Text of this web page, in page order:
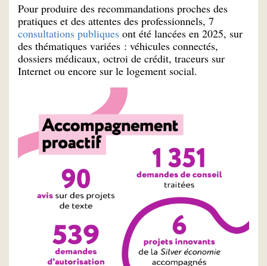
Pour produire des recommandations proches des
pratiques et des attentes des professionnels, 7
consultations publiques ont été lancées en 2025, sur
des thématiques variées : véhicules connectés,
dossiers médicaux, octroi de crédit, traceurs sur
Internet ou encore sur le logement social.